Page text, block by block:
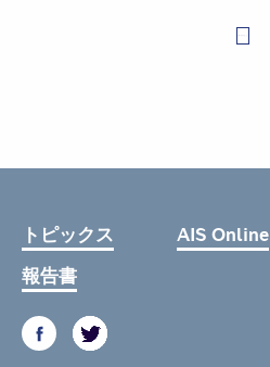
トピックス AIS Online
報告書